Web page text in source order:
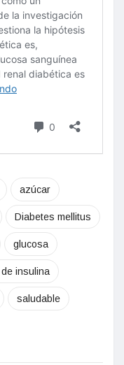
azúcar
Diabetes mellitus
glucosa
insulina
saludable